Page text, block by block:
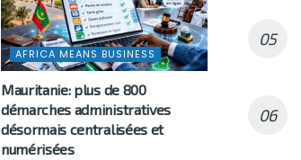
AFRICA MEANS BUSINESS
Mauritanie: plus de 800
démarches administratives
désormais centralisées et
numérisées